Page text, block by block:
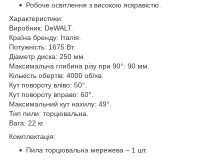
Робоче освітлення з високою яскравістю.
Характеристики:
Виробник: DeWALT.
Країна бренду: Італія.
Потужність: 1675 Вт.
Діаметр диска: 250 мм.
Максимальна глибина різу при 90°: 90 мм.
Кількість обертів: 4000 об/хв.
Кут повороту вліво: 50°.
Кут повороту вправо: 60°.
Максимальний кут нахилу: 49°.
Тип пили: торцювальна.
Вага: 22 кг.
Комплектація:
Пила торцювальна мережева – 1 шт.